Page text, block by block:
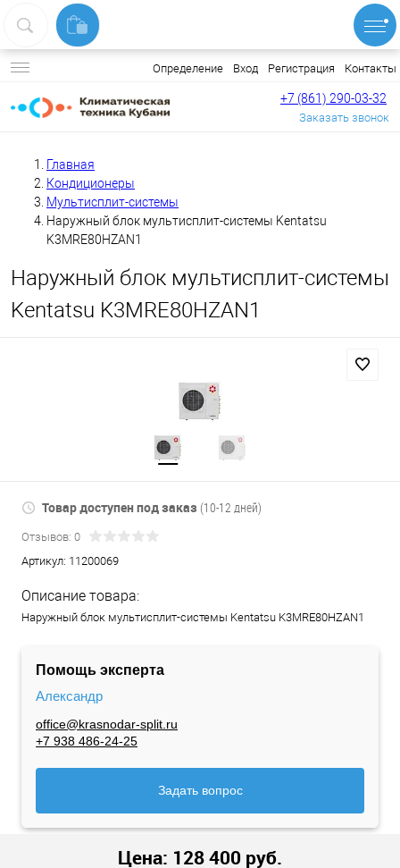
Определение Вход Регистрация Контакты
+7 (861) 290-03-32
Заказать звонок
Главная
Кондиционеры
Мультисплит-системы
Наружный блок мультисплит-системы Kentatsu
K3MRE80HZAN1
Наружный блок мультисплит-системы
Kentatsu K3MRE80HZAN1
Товар доступен под заказ (10-12 дней)
Отзывов: 0
Артикул: 11200069
Описание товара:
Наружный блок мультисплит-системы Kentatsu K3MRE80HZAN1
Помощь эксперта
Александр
office@krasnodar-split.ru
+7 938 486-24-25
Задать вопрос
Цена: 128 400 руб.